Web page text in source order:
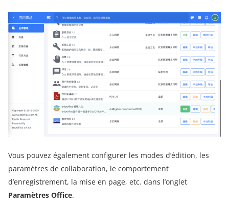
Vous pouvez également configurer les modes d’édition, les
paramètres de collaboration, le comportement
d’enregistrement, la mise en page, etc. dans l’onglet
Paramètres Office.